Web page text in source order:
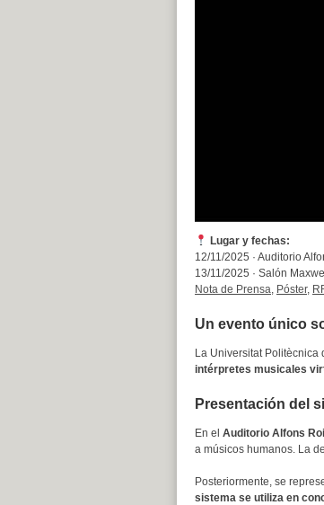
Lugar y fechas:
12/11/2025 · Auditorio
13/11/2025 · Salón
Nota de Prensa, Póster,
Un evento único
La Universitat
intérpretes musicales
Presentación del
En el Auditorio Alfons
a músicos humanos. La
Posteriormente, se
sistema se utiliza en